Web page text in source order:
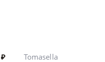
₽
Tomasella